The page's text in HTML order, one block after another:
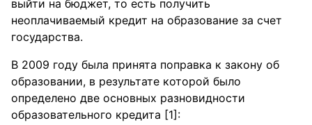
выйти на бюджет, то есть получить
неоплачиваемый кредит на образование за счет
государства.
В 2009 году была принята поправка к закону об
образовании, в результате которой было
определено две основных разновидности
образовательного кредита [1]: